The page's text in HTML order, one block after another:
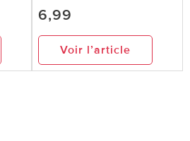
6,99
Voir l’article